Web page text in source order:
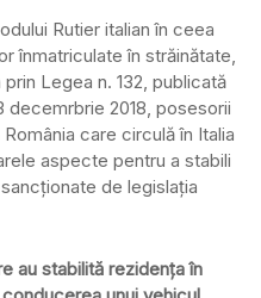
Rutier italian în ceea
înmatriculate în străinătate,
Legea n. 132, publicată
decemrbrie 2018, posesorii
care circulă în Italia
aspecte pentru a stabili
de legislaţia
au stabilită rezidenţa în